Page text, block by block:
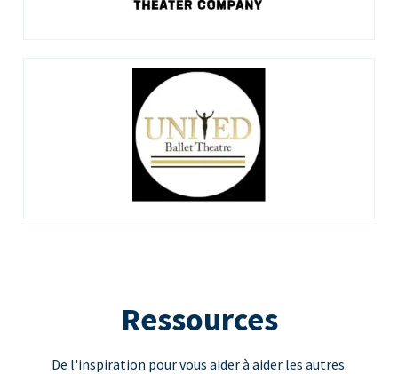
Ressources
De l'inspiration pour vous aider à aider les autres.